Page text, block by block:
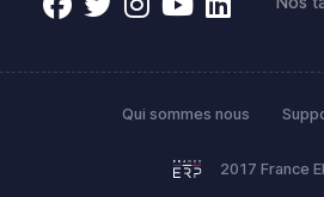
2017 France
Qui sommes nous